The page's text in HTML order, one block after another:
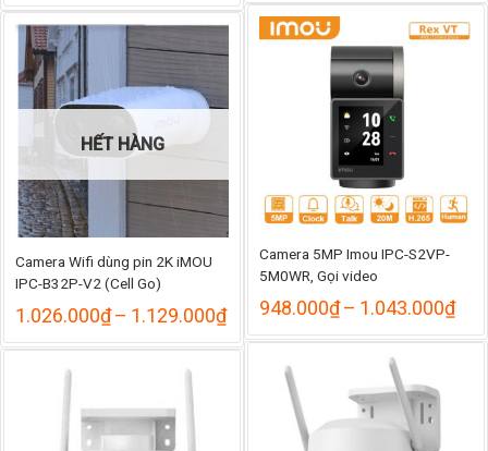
từ
690.000₫
đến
Camera 5MP Imou IPC-S2VP-
5M0WR, Gọi video
948.000₫– 1.043.000₫
từ
HẾT HÀNG
Camera Wifi dùng pin 2K iMOU
IPC-B32P-V2 (Cell Go)
1.026.000₫– 1.129.000₫Khoảng
giá:
từ
1.026.000₫
1.129.000₫